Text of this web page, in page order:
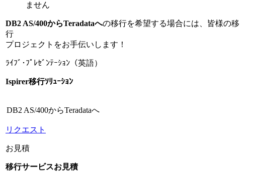
ません
DB2 AS/400からTeradataへの移行を希望する場合には、皆様の移
行
プロジェクトをお手伝いします！
ﾗｲﾌﾞ･ﾌﾟﾚｾﾞﾝﾃｰｼｮﾝ（英語）
Ispirer移行ｿﾘｭｰｼｮﾝ
DB2 AS/400からTeradataへ
リクエスト
お見積
移行サービスお見積